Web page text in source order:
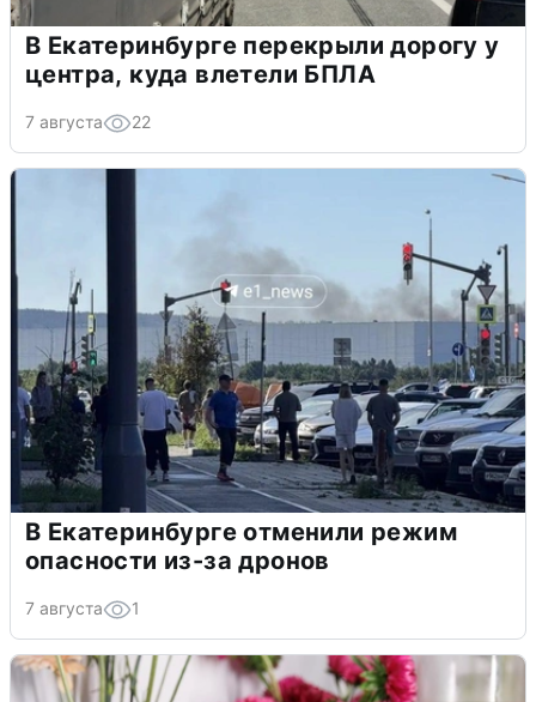
В Екатеринбурге перекрыли дорогу у
центра, куда влетели БПЛА
7 августа 22
В Екатеринбурге отменили режим
опасности из-за дронов
7 августа 1